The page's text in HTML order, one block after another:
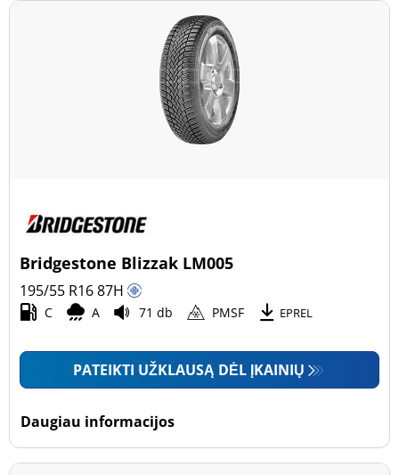
Bridgestone Blizzak LM005
195/55 R1687H
C A 71 db PMSF EPREL
PATEIKTI UŽKLAUSĄ DĖL ĮKAINIŲ
Daugiau informacijos